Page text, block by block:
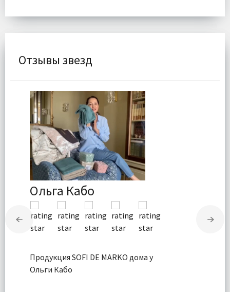
Отзывы звезд
Ольга Кабо
Продукция SOFI DE MARKO дома у
Ольги Кабо